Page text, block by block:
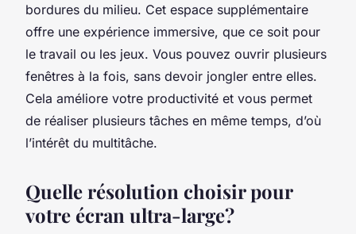
bordures du milieu. Cet espace supplémentaire
offre une expérience immersive, que ce soit pour
le travail ou les jeux. Vous pouvez ouvrir plusieurs
fenêtres à la fois, sans devoir jongler entre elles.
Cela améliore votre productivité et vous permet
de réaliser plusieurs tâches en même temps, d’où
l’intérêt du multitâche.
Quelle résolution choisir pour
votre écran ultra-large?